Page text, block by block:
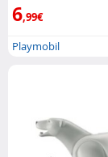
6,99€
Playmobil